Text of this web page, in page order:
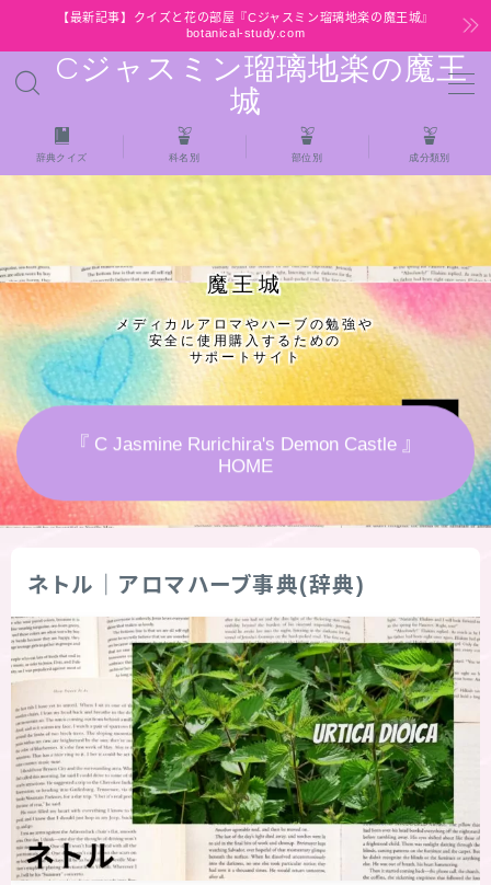
【最新記事】クイズと花の部屋『Cジャスミン瑠璃地楽の魔王城』
botanical-study.com
Cジャスミン瑠璃地楽の魔王
城
MENU
HOME
【最新】クイズと花の部屋
★全種/アロマハーブスパイス基材 プチ辞典ク
イズ＆プチ辞典
★アロマ検定＋αクイズ
★アロマハーブ傾向チェック
秘密部屋
お知らせ
公式ウェブサイト『Botanical Study』
Cジャスミン瑠璃地楽の主な活動先リンク集
プロフィール
辞典クイズ 科名別 部位別 成分類別
魔王城
メディカルアロマやハーブの勉強や
安全に使用購入するための
サポートサイト
『 C Jasmine Rurichira's Demon Castle 』
HOME
ネトル｜アロマハーブ事典(辞典)